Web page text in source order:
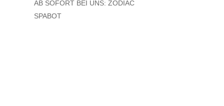
AB SOFORT BEI UNS: ZODIAC
SPABOT